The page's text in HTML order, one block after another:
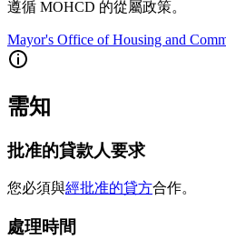
遵循 MOHCD 的從屬政策。
Mayor's Office of Housing and
需知
批准的貸款人要求
您必須與經批准的貸方合作。
處理時間